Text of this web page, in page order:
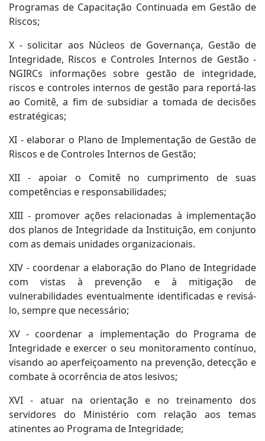
Programas de Capacitação Continuada em Gestão de
Riscos;
X - solicitar aos Núcleos de Governança, Gestão de
Integridade, Riscos e Controles Internos de Gestão -
NGIRCs informações sobre gestão de integridade,
riscos e controles internos de gestão para reportá-las
ao Comitê, a fim de subsidiar a tomada de decisões
estratégicas;
XI - elaborar o Plano de Implementação de Gestão de
Riscos e de Controles Internos de Gestão;
XII - apoiar o Comitê no cumprimento de suas
competências e responsabilidades;
XIII - promover ações relacionadas à implementação
dos planos de Integridade da Instituição, em conjunto
com as demais unidades organizacionais.
XIV - coordenar a elaboração do Plano de Integridade
com vistas à prevenção e à mitigação de
vulnerabilidades eventualmente identificadas e revisá-
lo, sempre que necessário;
XV - coordenar a implementação do Programa de
Integridade e exercer o seu monitoramento contínuo,
visando ao aperfeiçoamento na prevenção, detecção e
combate à ocorrência de atos lesivos;
XVI - atuar na orientação e no treinamento dos
servidores do Ministério com relação aos temas
atinentes ao Programa de Integridade;